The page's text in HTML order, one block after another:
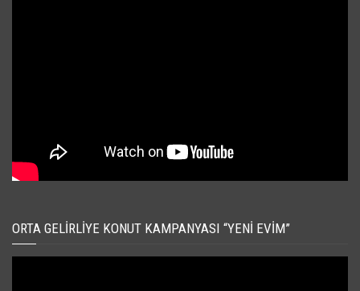
ORTA GELIRLIYE KONUT KAMPANYASI “YENI EVIM”